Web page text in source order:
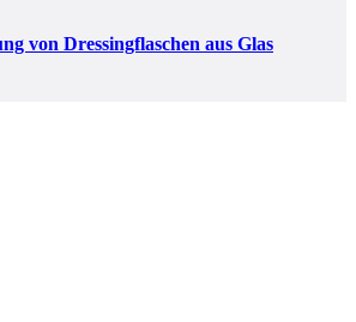
von Dressingflaschen aus Glas